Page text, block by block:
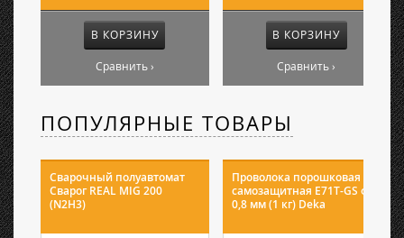
В КОРЗИНУ
Сравнить ›
В КОРЗИНУ
Сравнить ›
ПОПУЛЯРНЫЕ ТОВАРЫ
Сварочный полуавтомат
Сварог REAL MIG 200
(N2H3)
Проволока порошковая
самозащитная E71T-GS ф
0,8 мм (1 кг) Deka